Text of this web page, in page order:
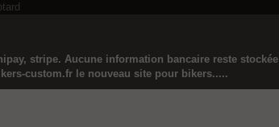
stripe. Aucune information bancaire reste
custom.fr le nouveau site pour bikers.....